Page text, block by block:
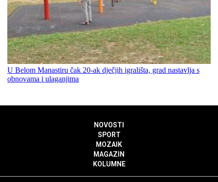
U Belom Manastiru čak 20-ak dječjih igrališta, grad nastavlja s
obnovama i ulaganjima
NOVOSTI
SPORT
MOZAIK
MAGAZIN
KOLUMNE